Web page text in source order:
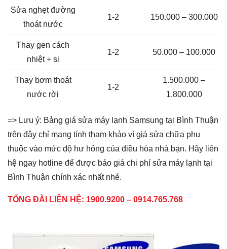
Sửa nghẹt đường
thoát nước
1-2 150.000 – 300.000
Thay gen cách
nhiệt + si
1-2 50.000 – 100.000
Thay bơm thoát
nước rời
1-2
1.500.000 –
1.800.000
=> Lưu ý: Bảng giá sửa máy lạnh Samsung tại Bình Thuận
trên đây chỉ mang tính tham khảo vì giá sửa chữa phụ
thuộc vào mức độ hư hỏng của điều hòa nhà bạn. Hãy liên
hệ ngay hotline để được báo giá chi phí sửa máy lạnh tại
Bình Thuận chính xác nhất nhé.
TỔNG ĐÀI LIÊN HỆ: 1900.9200 – 0914.765.768